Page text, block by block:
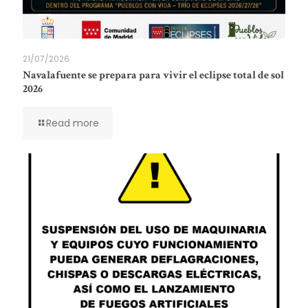
21/07/2026
Navalafuente se prepara para vivir el eclipse total de sol
2026
Read more